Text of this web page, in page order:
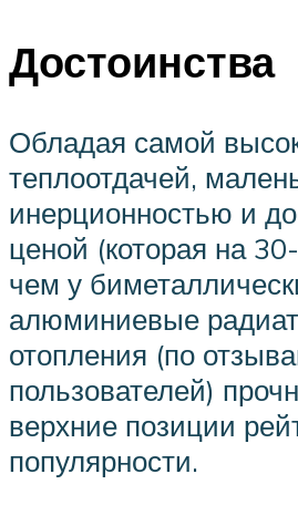
Достоинства
Обладая самой
теплоотдачей,
инерционностью и
ценой (которая на
чем у
алюминиевые
отопления (по
пользователей)
верхние позиции
популярности.